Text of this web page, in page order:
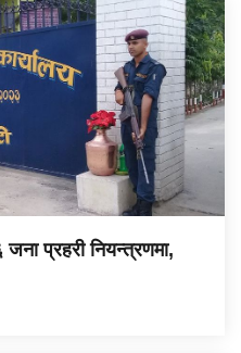
प्रहरी नियन्त्रणमा,